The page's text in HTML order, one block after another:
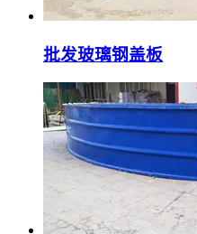
批发玻璃钢盖板